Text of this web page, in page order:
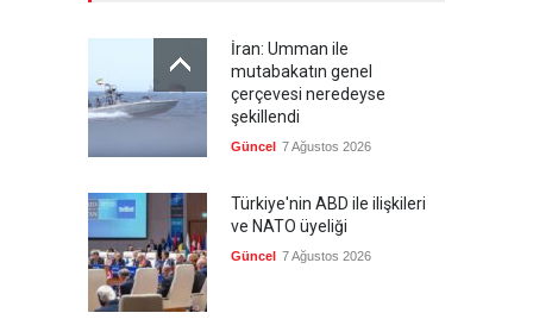
İran: Umman ile
mutabakatın genel
çerçevesi neredeyse
şekillendi
Güncel 7 Ağustos 2026
Türkiye'nin ABD ile ilişkileri
ve NATO üyeliği
Güncel 7 Ağustos 2026